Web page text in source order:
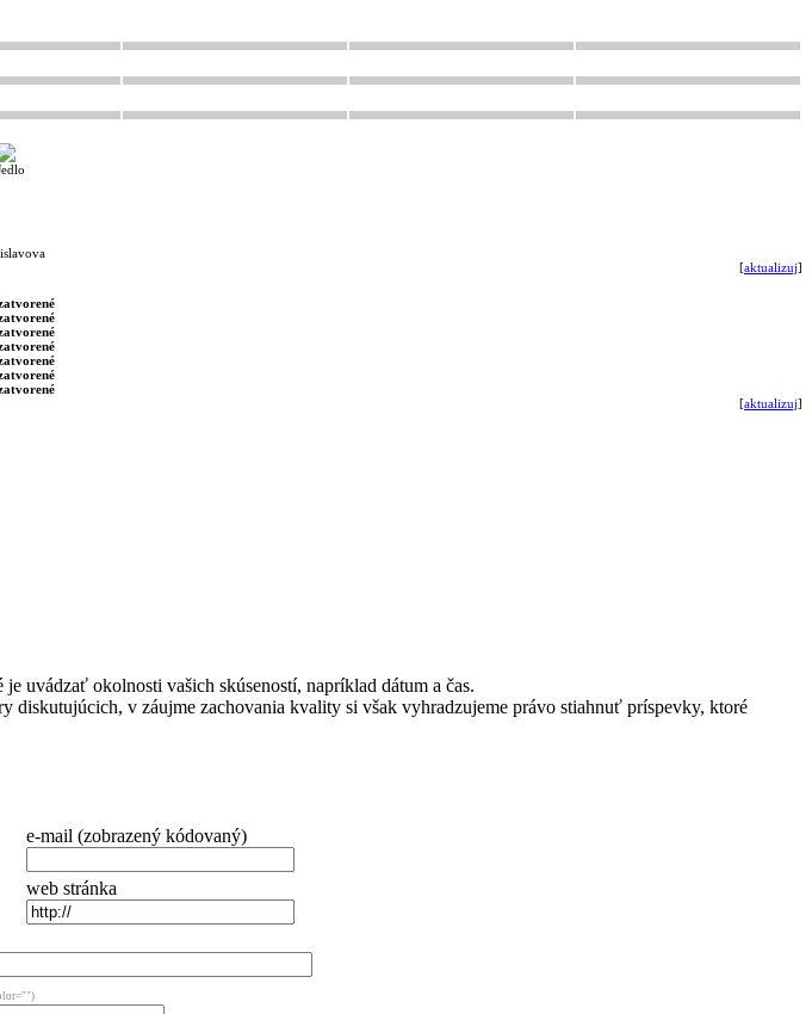
[aktualizuj]
[aktualizuj]
uvádzať okolnosti vašich skúseností, napríklad dátum a čas.
diskutujúcich, v záujme zachovania kvality si však vyhradzujeme právo stiahnuť príspevky, ktoré
e-mail (zobrazený kódovaný)
web stránka